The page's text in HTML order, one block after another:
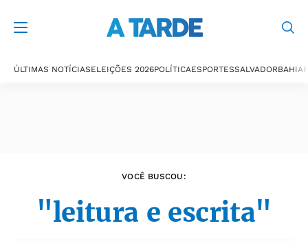
ÚLTIMAS NOTÍCIASELEIÇÕES 2026POLÍTICAESPORTESSALVADORBAHIA
VOCÊ BUSCOU:
"leitura e escrita"